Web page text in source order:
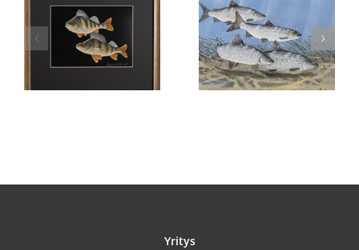
Neljä siikaa
Purojen
Yritys